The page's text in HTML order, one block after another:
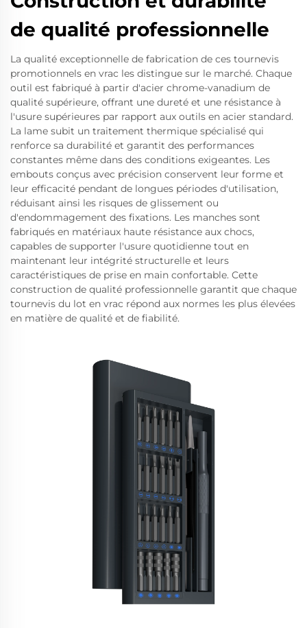
de qualité professionnelle
La qualité exceptionnelle de fabrication de ces tournevis
promotionnels en vrac les distingue sur le marché. Chaque
outil est fabriqué à partir d'acier chrome-vanadium de
qualité supérieure, offrant une dureté et une résistance à
l'usure supérieures par rapport aux outils en acier standard.
La lame subit un traitement thermique spécialisé qui
renforce sa durabilité et garantit des performances
constantes même dans des conditions exigeantes. Les
embouts conçus avec précision conservent leur forme et
leur efficacité pendant de longues périodes d'utilisation,
réduisant ainsi les risques de glissement ou
d'endommagement des fixations. Les manches sont
fabriqués en matériaux haute résistance aux chocs,
capables de supporter l'usure quotidienne tout en
maintenant leur intégrité structurelle et leurs
caractéristiques de prise en main confortable. Cette
construction de qualité professionnelle garantit que chaque
tournevis du lot en vrac répond aux normes les plus élevées
en matière de qualité et de fiabilité.